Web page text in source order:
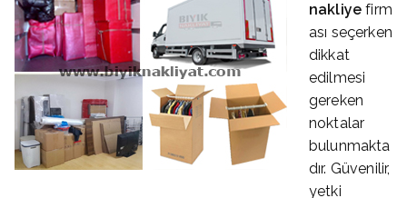
nakliyefirm
ası seçerken
dikkat
edilmesi
gereken
noktalar
bulunmakta
dır. Güvenilir,
yetki